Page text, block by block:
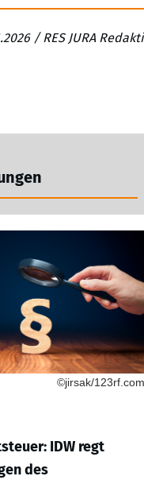
/ RES JURA
©jirsak/123rf.com
IDW regt
des